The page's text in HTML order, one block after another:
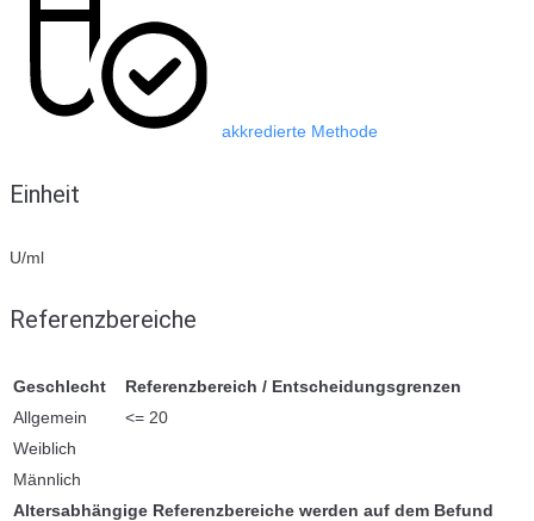
akkredierte Methode
Einheit
U/ml
Referenzbereiche
Geschlecht Referenzbereich / Entscheidungsgrenzen
Altersabhängige Referenzbereiche werden auf dem Befund
Allgemein
<= 20
Weiblich
Männlich